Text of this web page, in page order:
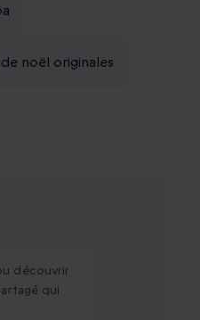
noël originales
découvrir
qui